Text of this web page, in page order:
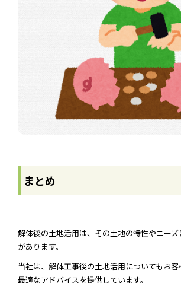
まとめ
解体後の土地活用は、その土地の特性やニー
があります。
当社は、解体工事後の土地活用についてもお客
最適なアドバイスを提供しています。